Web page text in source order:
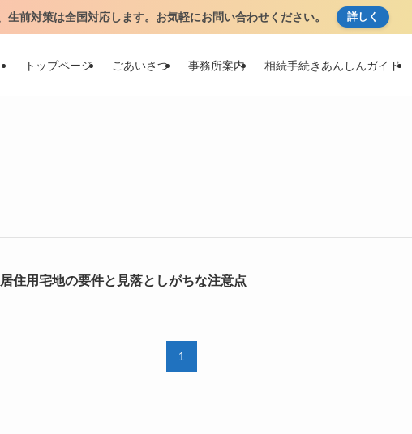
生前対策は全国対応します。お気軽にお問い合わせください。 詳しく
トップページ ごあいさつ 事務所案内 相続手続きあんしんガイド
住用宅地の要件と見落としがちな注意点
1